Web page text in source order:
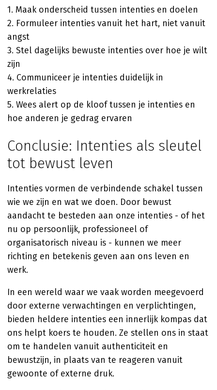
1. Maak onderscheid tussen intenties en doelen
2. Formuleer intenties vanuit het hart, niet vanuit
angst
3. Stel dagelijks bewuste intenties over hoe je wilt
zijn
4. Communiceer je intenties duidelijk in
werkrelaties
5. Wees alert op de kloof tussen je intenties en
hoe anderen je gedrag ervaren
Conclusie: Intenties als sleutel
tot bewust leven
Intenties vormen de verbindende schakel tussen
wie we zijn en wat we doen. Door bewust
aandacht te besteden aan onze intenties - of het
nu op persoonlijk, professioneel of
organisatorisch niveau is - kunnen we meer
richting en betekenis geven aan ons leven en
werk.
In een wereld waar we vaak worden meegevoerd
door externe verwachtingen en verplichtingen,
bieden heldere intenties een innerlijk kompas dat
ons helpt koers te houden. Ze stellen ons in staat
om te handelen vanuit authenticiteit en
bewustzijn, in plaats van te reageren vanuit
gewoonte of externe druk.